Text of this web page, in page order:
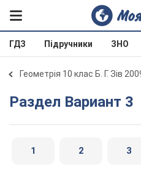
ГДЗ Підручники ЗНО
Геометрія 10 клас Б. Г. Зів
Раздел Вариант 3
1 2 3